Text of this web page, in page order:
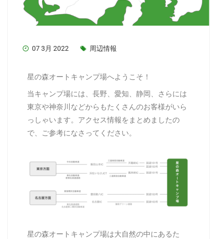
07 3月 2022 周辺情報
星の森オートキャンプ場へようこそ！
当キャンプ場には、長野、愛知、静岡、さらには
東京や神奈川などからもたくさんのお客様がいら
っしゃいます。アクセス情報をまとめましたの
で、ご参考になさってください。
星の森オートキャンプ場は大自然の中にあるた